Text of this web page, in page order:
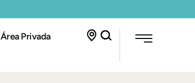
Área Privada